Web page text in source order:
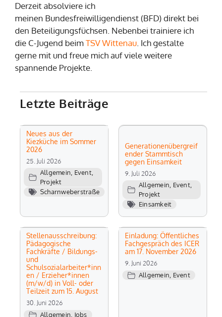
Derzeit absolviere ich
meinen Bundesfreiwilligendienst (BFD) direkt bei
den Beteiligungsfüchsen. Nebenbei trainiere ich
die C-Jugend beimTSV Wittenau . Ich gestalte
gerne mit und freue mich auf viele weitere
spannende Projekte.
Letzte Beiträge
Neues aus der
Kiezküche im Sommer
2026
25. Juli 2026
Allgemein Event,
Projekt
Scharnweberstraße
Generationenübergreif
ender Stammtisch
gegen Einsamkeit
9. Juli 2026
Allgemein Event,
Projekt
Einsamkeit
Stellenausschreibung:
Pädagogische
Fachkräfte / Bildungs-
und
Schulsozialarbeiter*inn
en / Erzieher*innen
(m/w/d) in Voll- oder
Teilzeit zum 15. August
30. Juni 2026
Allgemein Jobs
Einladung: Öffentliches
Fachgespräch des ICER
am 17. November 2026
9. Juni 2026
Allgemein Event